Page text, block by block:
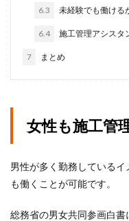
6.3 未経験でも働ける
6.4 施工管理アシスタ
7 まとめ
女性も施工管
男性が多く勤務している
も働くことが可能です。
総務省の男女共同参画白